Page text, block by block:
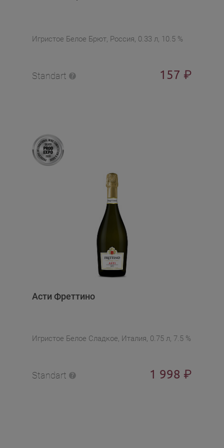
Игристое Белое Брют, Россия, 0.33 л, 10.5 %
Standart 157 ₽
Асти Фреттино
Игристое Белое Сладкое, Италия, 0.75 л, 7.5 %
Standart 1 998 ₽